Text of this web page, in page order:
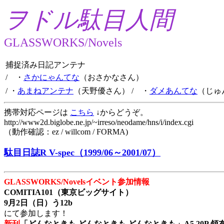
ヲドル駄目人間
GLASSWORKS/Novels
捕捉済み日記アンテナ
/ ・ さかにゃんてな （おさかなさん）
/ ・ あまねアンテナ （天野優さん） / ・ ダメあんてな （じ
携帯対応ページは こちら ↓からどうぞ。
http://www2d.biglobe.ne.jp/~irreso/neodame/hns/i/index.cgi
（動作確認：ez / willcom / FORMA)
駄目日誌R V-spec（1999/06～2001/07）
GLASSWORKS/Novelsイベント参加情報
COMITIA101（東京ビッグサイト）
9月2日（日）う12b
にて参加します！